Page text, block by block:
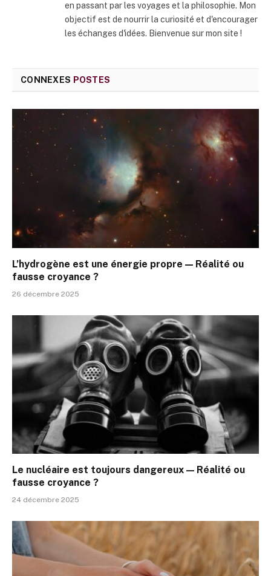
en passant par les voyages et la philosophie. Mon
objectif est de nourrir la curiosité et d'encourager
les échanges d'idées. Bienvenue sur mon site !
CONNEXES POSTES
L’hydrogène est une énergie propre — Réalité ou
fausse croyance ?
26 décembre 2025
Le nucléaire est toujours dangereux — Réalité ou
fausse croyance ?
24 décembre 2025